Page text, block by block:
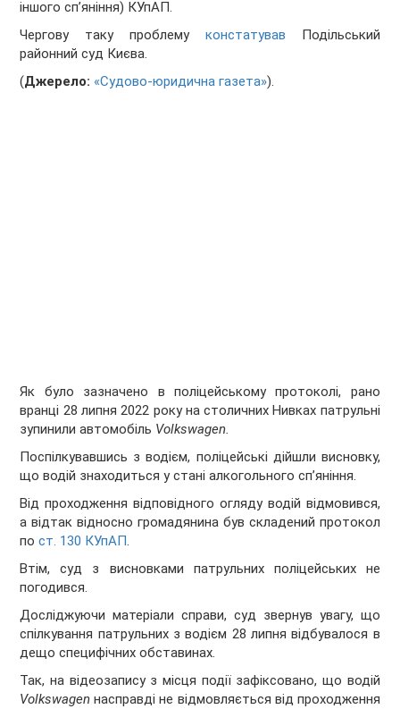
іншого сп’яніння) КУпАП.
Чергову таку проблему констатував Подільський
районний суд Києва.
(Джерело: «Судово-юридична газета»).
Як було зазначено в поліцейському протоколі, рано
вранці 28 липня 2022 року на столичних Нивках патрульні
зупинили автомобіль Volkswagen.
Поспілкувавшись з водієм, поліцейські дійшли висновку,
що водій знаходиться у стані алкогольного сп’яніння.
Від проходження відповідного огляду водій відмовився,
а відтак відносно громадянина був складений протокол
пост. 130 КУпАП.
Втім, суд з висновками патрульних поліцейських не
погодився.
Досліджуючи матеріали справи, суд звернув увагу, що
спілкування патрульних з водієм 28 липня відбувалося в
дещо специфічних обставинах.
Так, на відеозапису з місця події зафіксовано, що водій
Volkswagen насправді не відмовляється від проходження